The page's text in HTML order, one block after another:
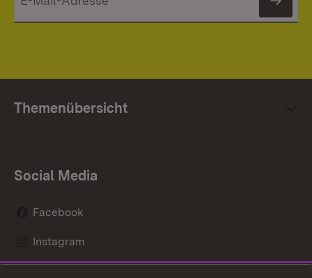
Themenübersicht
Social Media
Facebook
Instagram